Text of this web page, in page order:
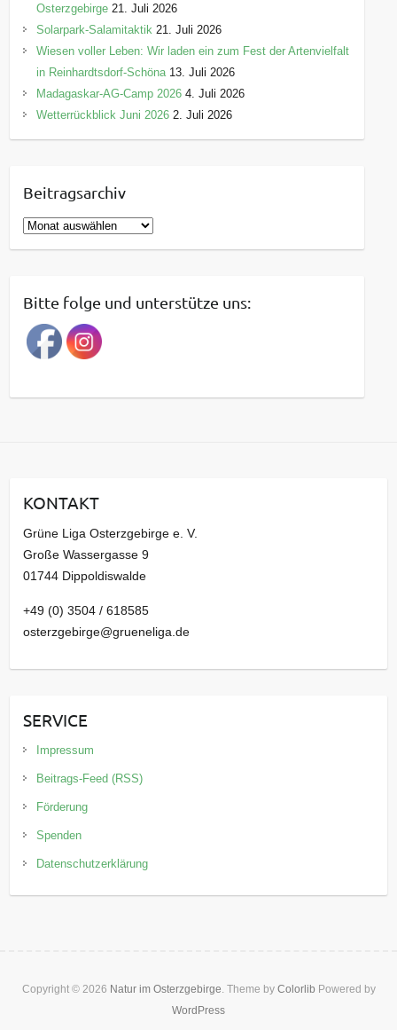
Osterzgebirge 21. Juli 2026
Solarpark-Salamitaktik 21. Juli 2026
Wiesen voller Leben: Wir laden ein zum Fest der Artenvielfalt
in Reinhardtsdorf-Schöna 13. Juli 2026
Madagaskar-AG-Camp 2026 4. Juli 2026
Wetterrückblick Juni 2026 2. Juli 2026
Beitragsarchiv
B
e
r
a
g
a
v
Bitte folge und unterstütze uns:
KONTAKT
Grüne Liga Osterzgebirge e. V.
Große Wassergasse 9
01744 Dippoldiswalde
+49 (0) 3504 / 618585
osterzgebirge@grueneliga.de
SERVICE
Impressum
Beitrags-Feed (RSS)
Förderung
Spenden
Datenschutzerklärung
Copyright © 2026 Natur im Osterzgebirge . Theme by Colorlib Powered by
WordPress